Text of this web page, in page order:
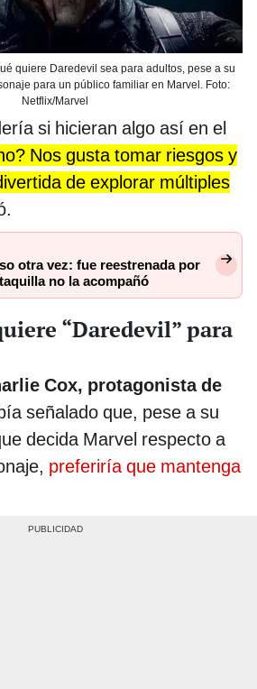
quiere Daredevil sea para adultos, pese a su
para un público familiar en Marvel. Foto:
Netflix/Marvel
si hicieran algo así en el
Nos gusta tomar riesgos y
de explorar múltiples
otra vez: fue reestrenada por
no la acompañó
“Daredevil” para
Cox, protagonista de
señalado que, pese a su
decida Marvel respecto a
preferiría que mantenga